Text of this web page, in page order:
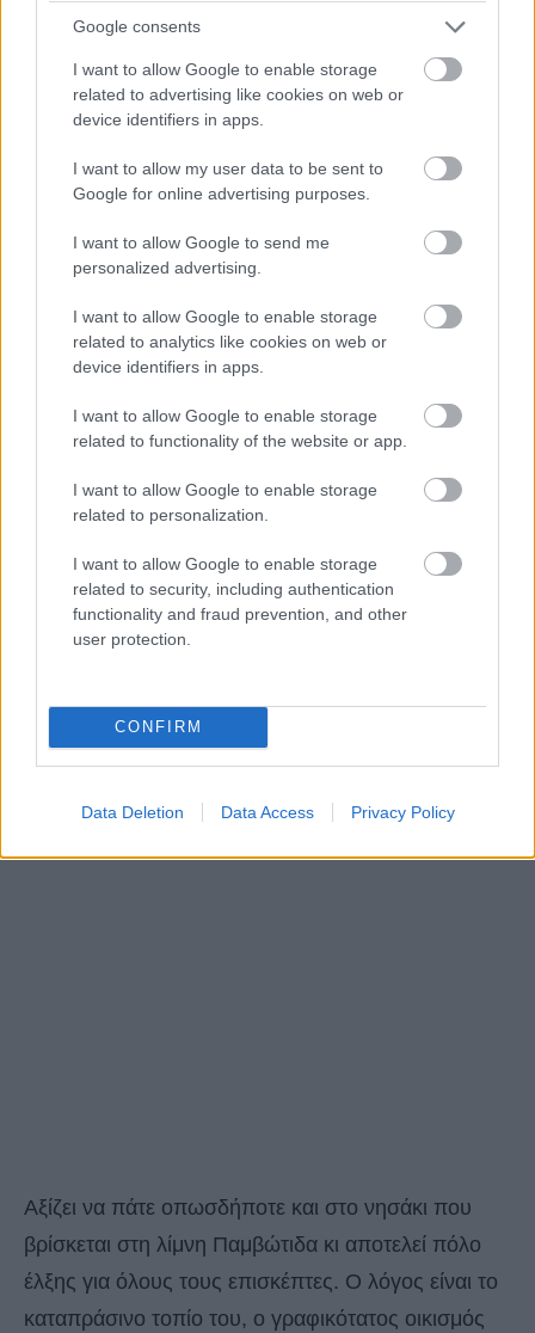
Google consents
I want to allow Google to enable storage
related to advertising like cookies on web or
device identifiers in apps.
I want to allow my user data to be sent to
Google for online advertising purposes.
I want to allow Google to send me
personalized advertising.
I want to allow Google to enable storage
related to analytics like cookies on web or
device identifiers in apps.
I want to allow Google to enable storage
related to functionality of the website or app.
I want to allow Google to enable storage
related to personalization.
I want to allow Google to enable storage
related to security, including authentication
functionality and fraud prevention, and other
user protection.
CONFIRM
Data Deletion Data Access Privacy Policy
Ιωάννινα
Ένα από τα πιο σημαντικά αξιοθέατα των
αρχαίο βυζαντινό κάστρο, που την εποχή του Αλή
χώρας. Αποτελεί μια ζωντανή καστροπολιτεία που
χωρίζεται σε 4 τμήματα.
Αξίζει να πάτε οπωσδήποτε και στο νησάκι που
βρίσκεται στη λίμνη Παμβώτιδα κι αποτελεί πόλο
έλξης για όλους τους επισκέπτες. Ο λόγος είναι το
καταπράσινο τοπίο του, ο γραφικότατος οικισμός